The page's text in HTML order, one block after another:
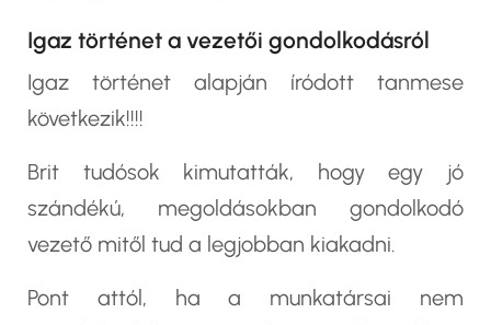
Igaz történet a vezetői gondolkodásról
Igaz történet alapján íródott tanmese
következik!!!!
Brit tudósok kimutatták, hogy egy jó
szándékú, megoldásokban gondolkodó
vezető mitől tud a legjobban kiakadni.
Pont attól, ha a munkatársai nem